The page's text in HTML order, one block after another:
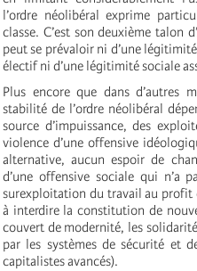
l’ordre néolibéral exprime
classe. C’est son deuxième talon
peut se prévaloir ni d’une
électif ni d’une légitimité sociale
Plus encore que dans d’autres
stabilité de l’ordre néolibéral
source d’impuissance, des
violence d’une offensive
alternative, aucun espoir de
d’une offensive sociale qui n’a
surexploitation du travail au profit
à interdire la constitution de
couvert de modernité, les
par les systèmes de sécurité et
capitalistes avancés).